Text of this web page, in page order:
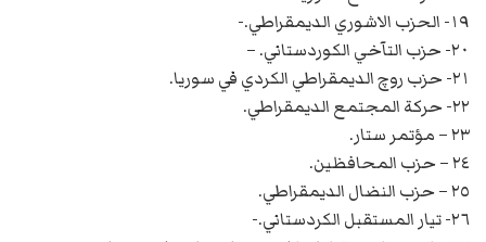
١٩- الحزب الاشوري الديمقراطي.-
٢٠- حزب التآخي الكوردستاني. –
٢١- حزب روچ الديمقراطي الكردي في سوريا.
٢٢- حركة المجتمع الديمقراطي.
٢٣ – مؤتمر ستار.
٢٤ – حزب المحافظين.
٢٥ – حزب النضال الديمقراطي.
٢٦- تيار المستقبل الكردستاني.-